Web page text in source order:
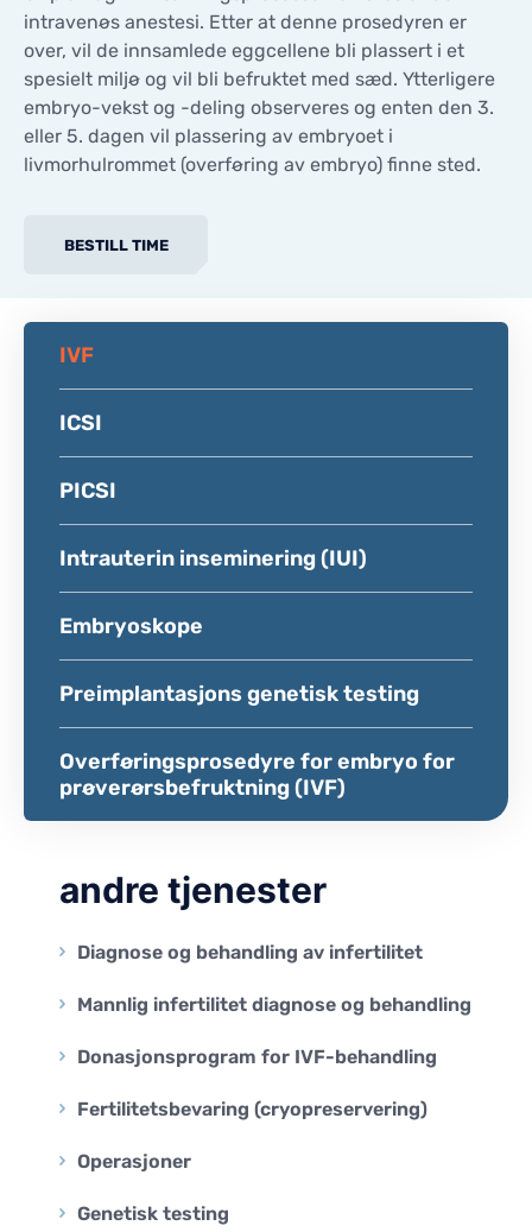
intravenøs anestesi. Etter at denne prosedyren er
over, vil de innsamlede eggcellene bli plassert i et
spesielt miljø og vil bli befruktet med sæd. Ytterligere
embryo-vekst og -deling observeres og enten den 3.
eller 5. dagen vil plassering av embryoet i
livmorhulrommet (overføring av embryo) finne sted.
BESTILL TIME
IVF
ICSI
PICSI
Intrauterin inseminering (IUI)
Embryoskope
Preimplantasjons genetisk testing
Overføringsprosedyre for embryo for
prøverørsbefruktning (IVF)
andre tjenester
Diagnose og behandling av infertilitet
Mannlig infertilitet diagnose og behandling
Donasjonsprogram for IVF-behandling
Fertilitetsbevaring (cryopreservering)
Operasjoner
Genetisk testing